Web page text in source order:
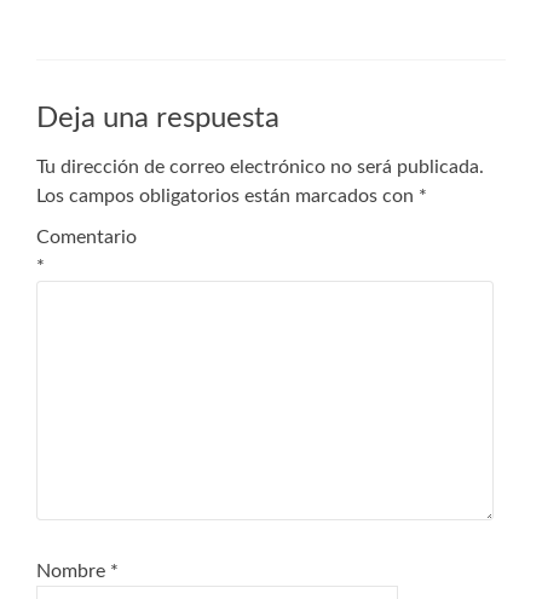
Deja una respuesta
Tu dirección de correo electrónico no será publicada.
Los campos obligatorios están marcados con *
Comentario
*
Nombre *